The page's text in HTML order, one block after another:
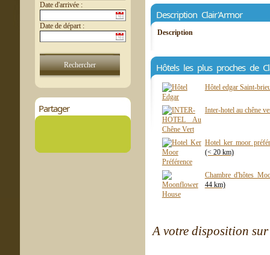
Date d'arrivée :
Date de départ :
Partager
Description Clair'Armor
Description
Hôtels les plus proches de
Hôtel edgar Saint-
Inter-hotel au chêne
Hotel ker moor
(< 20 km)
Chambre d'hôtes
44 km)
A votre disposition